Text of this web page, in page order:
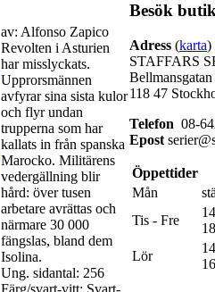
av: Alfonso Zapico
Revolten i Asturien
har misslyckats.
Upprorsmännen
avfyrar sina sista kulor
och flyr undan
trupperna som har
kallats in från spanska
Marocko. Militärens
vedergällning blir
hård: över tusen
arbetare avrättas och
närmare 30 000
fängslas, bland dem
Isolina.
Ung. sidantal: 256
Färg/svart-vitt: Svart-
Besök
Adress (karta)
STAFFARS
Bellmansgatan
118 47
Telefon 08-
Epost
Öppettider
Mån
Tis - Fre
Lör